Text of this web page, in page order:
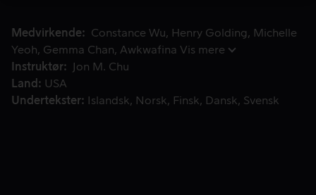
Medvirkende Constance Wu Henry Golding
Michelle
Yeoh
Gemma Chan Awkwafina Vis mere
Instruktør
Jon M. Chu
Land
USA
Undertekster
Islandsk Norsk Finsk Dansk Svensk